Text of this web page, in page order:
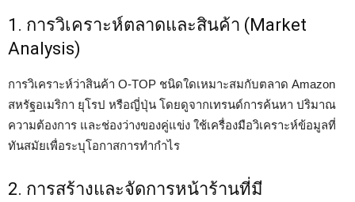
1. การวิเคราะห์ตลาดและสินค้า (Market
Analysis)
การวิเคราะห์ว่าสินค้า O-TOP ชนิดใดเหมาะสมกับตลาด Amazon
สหรัฐอเมริกา ยุโรป หรือญี่ปุ่น โดยดูจากเทรนด์การค้นหา ปริมาณ
ความต้องการ และช่องว่างของคู่แข่ง ใช้เครื่องมือวิเคราะห์ข้อมูลที่
ทันสมัยเพื่อระบุโอกาสการทำกำไร
2. การสร้างและจัดการหน้าร้านที่มี